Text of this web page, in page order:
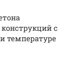
с
температуре